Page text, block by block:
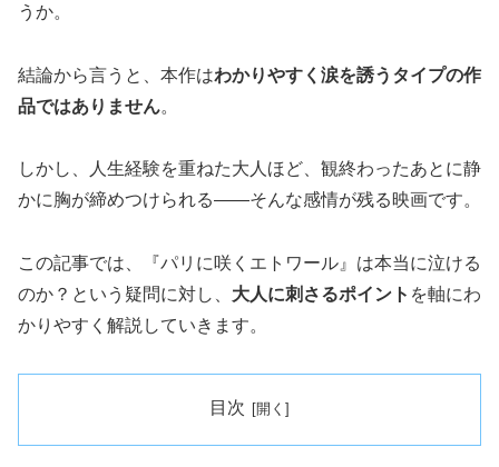
うか。
結論から言うと、本作はわかりやすく涙を誘うタイプの作
品ではありません。
しかし、人生経験を重ねた大人ほど、観終わったあとに静
かに胸が締めつけられる――そんな感情が残る映画です。
この記事では、『パリに咲くエトワール』は本当に泣ける
のか？という疑問に対し、 大人に刺さるポイント を軸にわ
かりやすく解説していきます。
目次